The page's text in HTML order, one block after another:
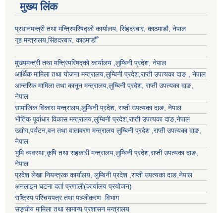
मुख्य लिंक
प्रधानमन्त्री तथा मन्त्रिपरिषद्को कार्यालय, सिंहदरबार, काठमाडौ, नेपाल
गृह मन्त्रालय,सिंहदरबार, काठमाडौँ
मुख्यमन्त्री तथा मन्त्रिपरिषद्को कार्यालय ,लुम्बिनी प्रदेश, नेपाल
आर्थिक मामिला तथा योजना मन्त्रालय,लुम्बिनी प्रदेश,राप्ती उपत्यका दाङ , नेपाल
आन्तरिक मामिला तथा कानून मन्त्रालय,लुम्बिनी प्रदेश, राप्ती उपत्यका दाङ,
नेपाल
सामाजिक विकास मन्त्रालय,लुम्बिनी प्रदेश, राप्ती उपत्यका दाङ, नेपाल
भौतिक पूर्वाधार विकास मन्त्रालय,लुम्बिनी प्रदेश,राप्ती उपत्यका दाङ,नेपाल
उद्याेग,पर्यटन,वन तथा वातावरण मन्त्रालय लुम्बिनी प्रदेश ,राप्ती उपत्यका दाङ,
नेपाल
भुमि व्यवस्था,कृषि तथा सहकारी मन्त्रालय,लुम्बिनी प्रदेश,राप्ती उपत्यका दाङ,
नेपाल
प्रदेश लेखा नियन्त्रक कार्यालय, लुम्बिनी प्रदेश ,राप्ती उपत्यका दाङ,नेपाल
अनलाइन घटना दर्ता प्रणाली(कार्यालय प्रयोजन)
राष्ट्रिय परिचयपत्र तथा पञ्जीकरण विभाग
सङ्घीय मामिला तथा सामान्य प्रशासन मन्त्रालय